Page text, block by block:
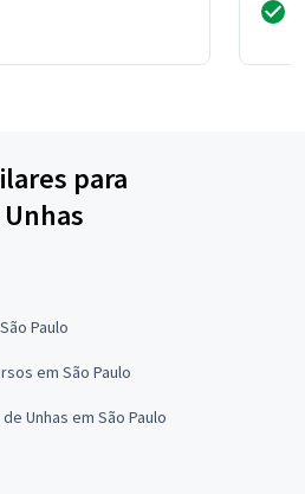
para
Paulo
em São Paulo
Unhas em São Paulo